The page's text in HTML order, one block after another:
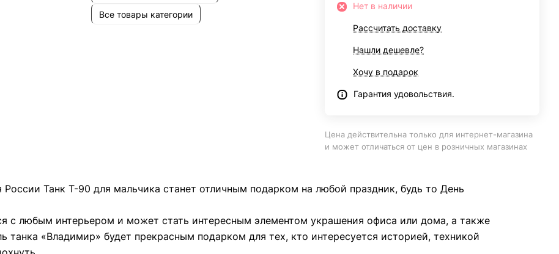
Все товары категории
Нет в наличии
Рассчитать доставку
Нашли дешевле?
Хочу в подарок
Гарантия удовольствия.
Цена действительна только для интернет-магазина
и может отличаться от цен в розничных магазинах
Танк Т-90 для мальчика станет отличным подарком на любой праздник, будь то День
с любым интерьером и может стать интересным элементом украшения офиса или дома, а также
«Владимир» будет прекрасным подарком для тех, кто интересуется историей, техникой